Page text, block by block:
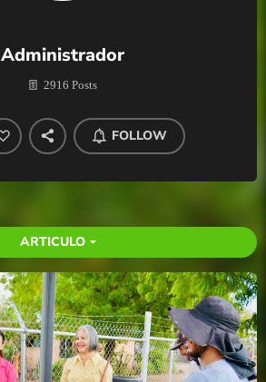
Administrador
2916 Posts
FOLLOW
ARTICULO arrow_drop_down